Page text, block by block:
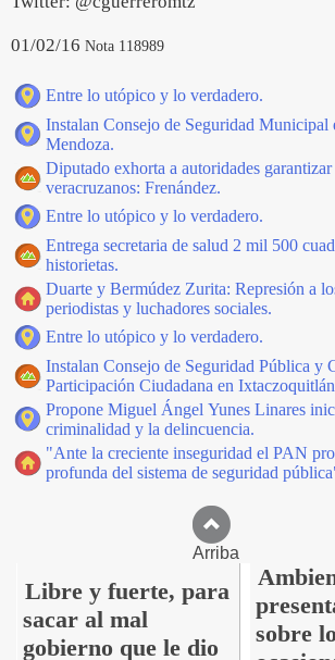
01/02/16 Nota 118989
Entre lo utópico y lo verdadero.
Instalan Consejo de Seguridad Municipal
Mendoza.
Diputado exhorta a autoridades
veracruzanos: Frenández.
Entre lo utópico y lo verdadero.
Entrega secretaria de salud 2 mil 500
historietas.
Duarte y Bermúdez Zurita: Represión a
periodistas y luchadores sociales.
Entre lo utópico y lo verdadero.
Instalan Consejo de Seguridad Pública y
Participación Ciudadana en
Propone Miguel Ángel Yunes Linares
criminalidad y la delincuencia.
"Ante la creciente inseguridad el PAN
profunda del sistema de seguridad
Arriba
Libre y fuerte, para
sacar al mal
gobierno que le dio
sobre